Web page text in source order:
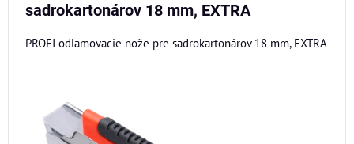
sadrokartonárov 18 mm, EXTRA
PROFI odlamovacie nože pre sadrokartonárov 18 mm, EXTRA